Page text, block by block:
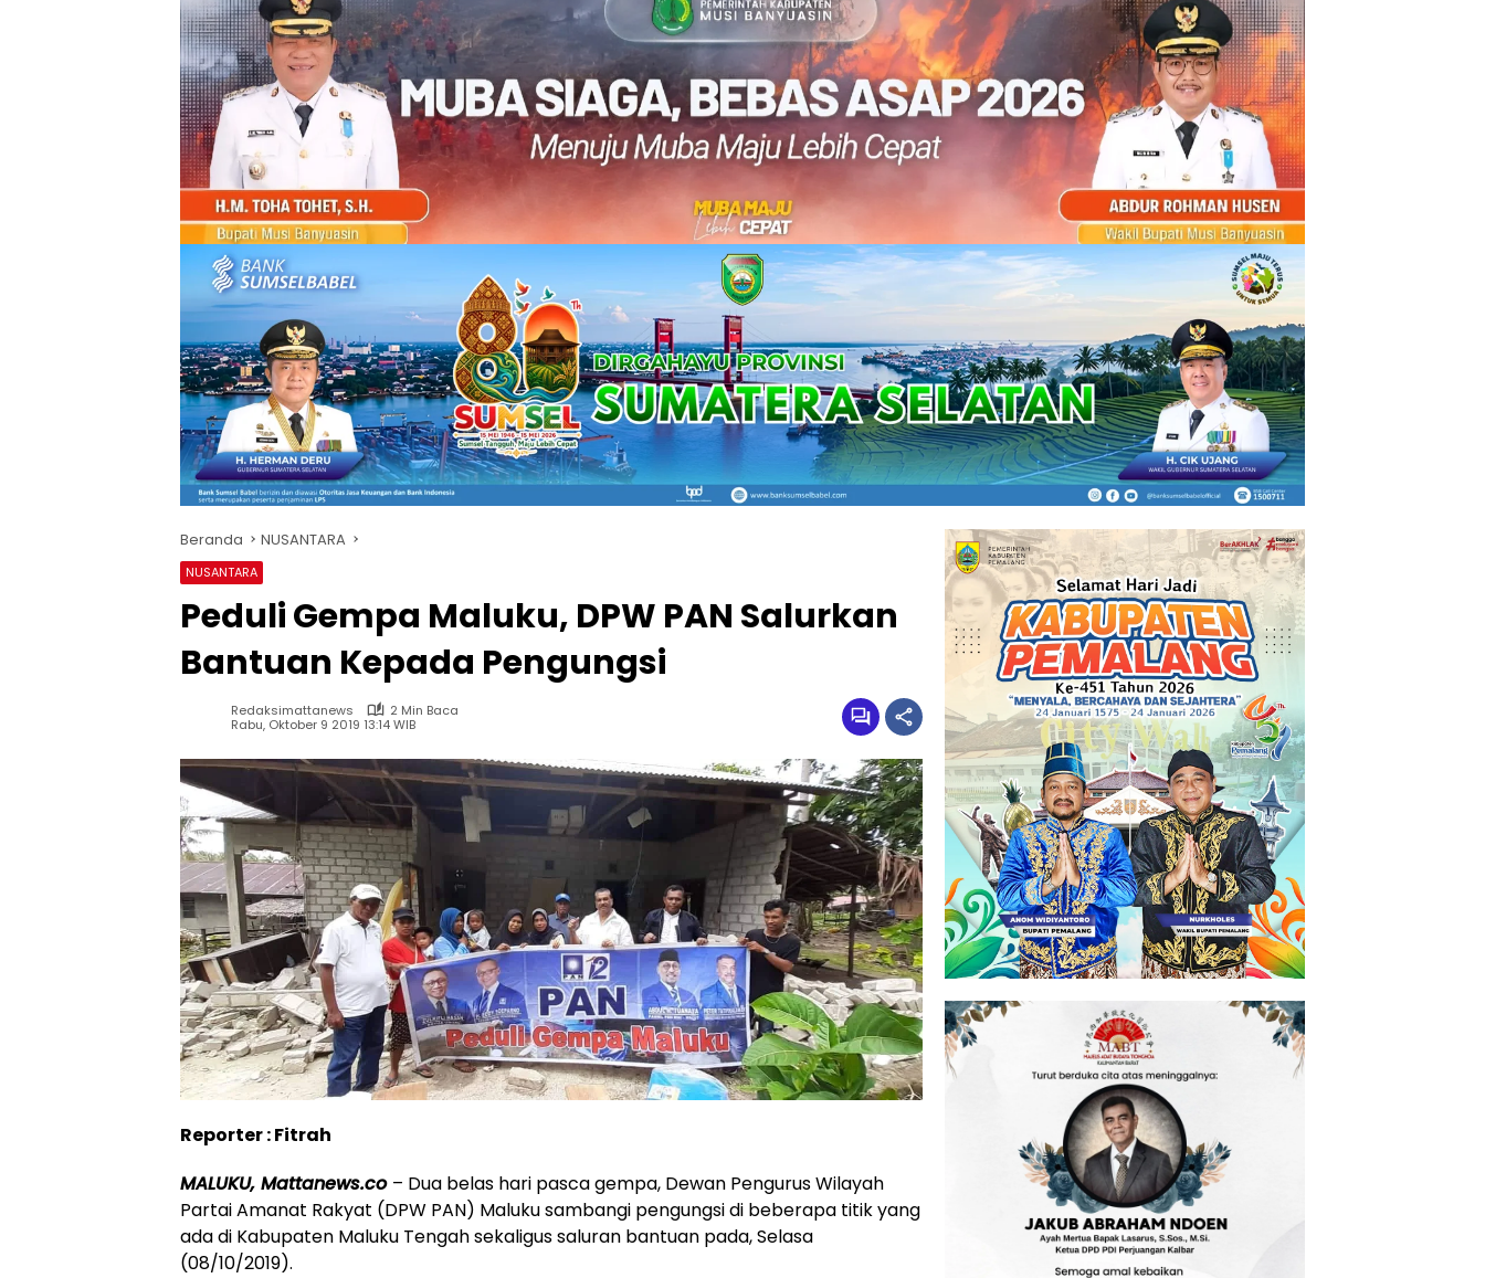
Beranda NUSANTARA
NUSANTARA
Peduli Gempa Maluku, DPW PAN Salurkan
Bantuan Kepada Pengungsi
Redaksimattanews
2 Min Baca
Rabu, Oktober 9 2019 13:14 WIB
Reporter : Fitrah
MALUKU, Mattanews.co – Dua belas hari pasca gempa, Dewan Pengurus Wilayah
Partai Amanat Rakyat (DPW PAN) Maluku sambangi pengungsi di beberapa titik yang
ada di Kabupaten Maluku Tengah sekaligus saluran bantuan pada, Selasa
(08/10/2019).